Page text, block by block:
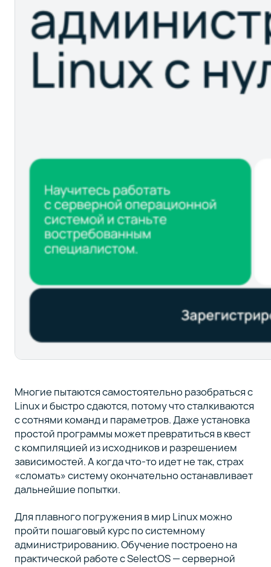
Многие пытаются самостоятельно разобраться с
Linux и быстро сдаются, потому что сталкиваются
с сотнями команд и параметров. Даже установка
простой программы может превратиться в квест
с компиляцией из исходников и разрешением
зависимостей. А когда что-то идет не так, страх
«сломать» систему окончательно останавливает
дальнейшие попытки.
Для плавного погружения в мир Linux можно
пройти пошаговый курс по системному
администрированию. Обучение построено на
практической работе с SelectOS — серверной